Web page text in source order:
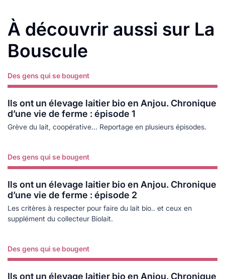
À découvrir aussi sur La
Bouscule
Des gens qui se bougent
Ils ont un élevage laitier bio en Anjou. Chronique
d’une vie de ferme : épisode 1
Grève du lait, coopérative... Reportage en plusieurs épisodes.
Lire plus
Des gens qui se bougent
Ils ont un élevage laitier bio en Anjou. Chronique
d’une vie de ferme : épisode 2
Les critères à respecter pour faire du lait bio.. et ceux en
supplément du collecteur Biolait.
Lire plus
Des gens qui se bougent
Ils ont un élevage laitier bio en Anjou. Chronique
Lire plus